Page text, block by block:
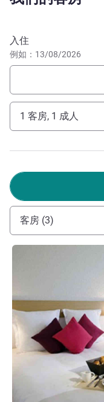
设施，包括室外游泳
享用丰盛的自助早餐
戏、桌上足球、飞镖）
奥尔的著作。简而言
欢迎光临诺富特马
代，是商务和休闲住
快！
Régis KOCH 酒店管理
预订此酒店
入住
例如：13/08/2026
1 客房, 1 成人
客房 (3)
请参阅详情